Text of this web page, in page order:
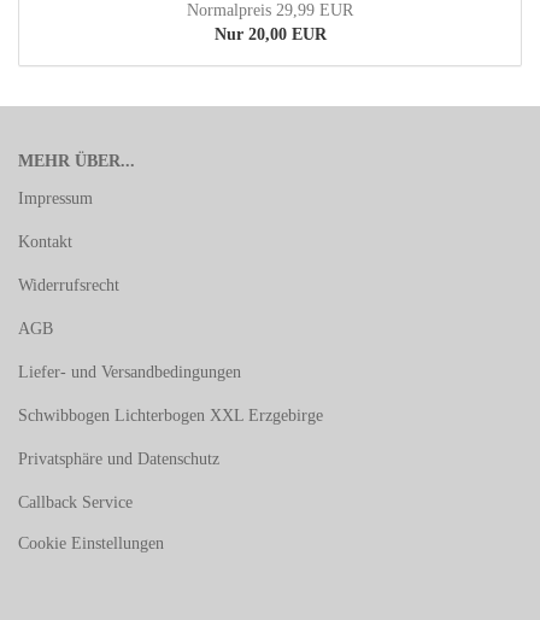
Normalpreis 29,99 EUR
Nur 20,00 EUR
MEHR ÜBER...
Impressum
Kontakt
Widerrufsrecht
AGB
Liefer- und Versandbedingungen
Schwibbogen Lichterbogen XXL Erzgebirge
Privatsphäre und Datenschutz
Callback Service
Cookie Einstellungen